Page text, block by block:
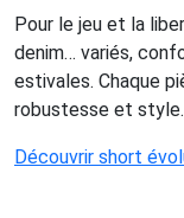
Pour le jeu et la
denim… variés,
estivales. Chaque
robustesse et
Découvrir short